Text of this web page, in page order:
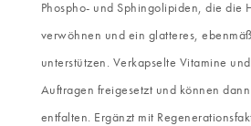
Phospho- und Sphingolipiden, die die
verwöhnen und ein glatteres,
unterstützen. Verkapselte Vitamine
Auftragen freigesetzt und können
entfalten. Ergänzt mit